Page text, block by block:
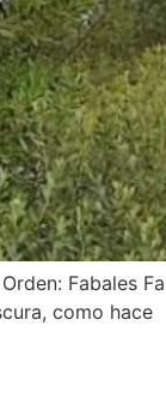
Fabales
como hace